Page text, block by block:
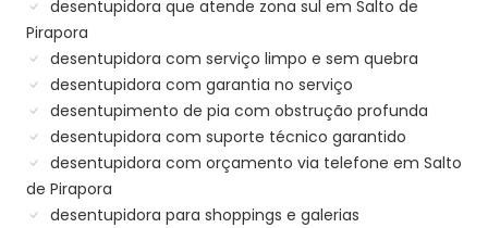
desentupidora que atende zona sul em Salto de
Pirapora
desentupidora com serviço limpo e sem quebra
desentupidora com garantia no serviço
desentupimento de pia com obstrução profunda
desentupidora com suporte técnico garantido
desentupidora com orçamento via telefone em Salto
de Pirapora
desentupidora para shoppings e galerias